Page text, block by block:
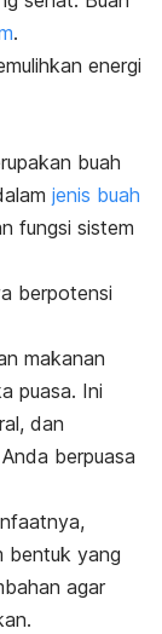
.
energi
buah
jenis buah
fungsi sistem
berpotensi
makanan
puasa. Ini
dan
berpuasa
bentuk yang
agar